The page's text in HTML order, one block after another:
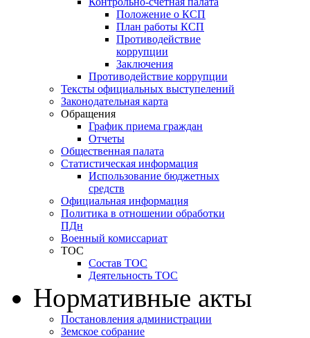
Положение о КСП
План работы КСП
Противодействие
коррупции
Заключения
Противодействие коррупции
Тексты официальных выступелений
Законодательная карта
Обращения
График приема граждан
Отчеты
Общественная палата
Статистическая информация
Использование бюджетных
средств
Официальная информация
Политика в отношении обработки
ПДн
Военный комиссариат
ТОС
Состав ТОС
Деятельность ТОС
Нормативные акты
Постановления администрации
Земское собрание